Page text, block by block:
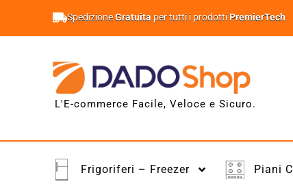
SpedizioneGratuita per tutti i prodottiPremierTech
L'E-commerce Facile, Veloce e Sicuro.
Frigoriferi – Freezer Piani